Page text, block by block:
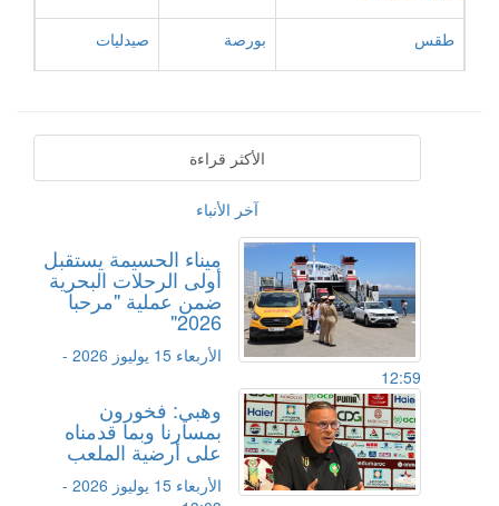
طقس بورصة صيدليات
الأكثر قراءة
آخر الأنباء
ميناء الحسيمة يستقبل
أولى الرحلات البحرية
ضمن عملية "مرحبا
2026"
الأربعاء 15 يوليوز 2026 -
12:59
وهبي: فخورون
بمسارنا وبما قدمناه
على أرضية الملعب
الأربعاء 15 يوليوز 2026 -